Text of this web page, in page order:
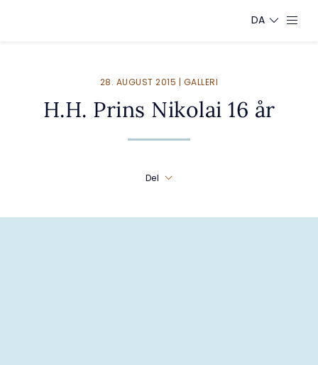
DA
28. AUGUST 2015 | GALLERI
H.H. Prins Nikolai 16 år
Del